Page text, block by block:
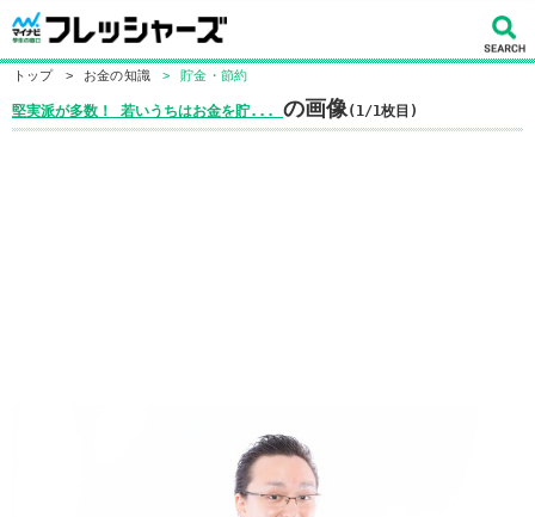
トップ > お金の知識 > 貯金・節約
堅実派が多数！ 若いうちはお金を貯... の画像(1/1枚目)